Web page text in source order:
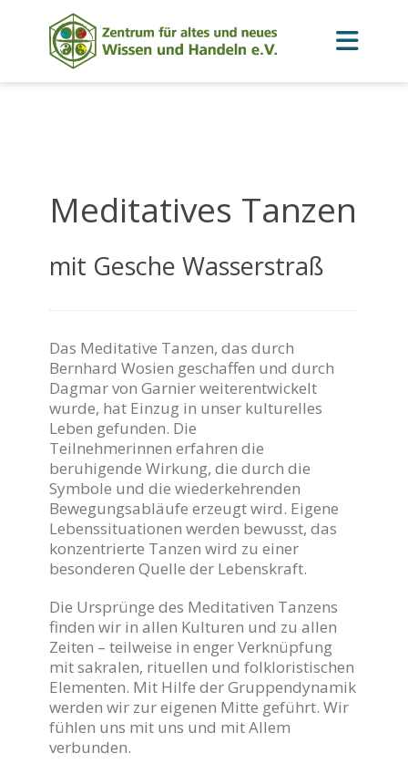
Meditatives Tanzen
mit Gesche Wasserstraß
Das Meditative Tanzen, das durch
Bernhard Wosien geschaffen und durch
Dagmar von Garnier weiterentwickelt
wurde, hat Einzug in unser kulturelles
Leben gefunden. Die
Teilnehmerinnen erfahren die
beruhigende Wirkung, die durch die
Symbole und die wiederkehrenden
Bewegungsabläufe erzeugt wird. Eigene
Lebenssituationen werden bewusst, das
konzentrierte Tanzen wird zu einer
besonderen Quelle der Lebenskraft.
Die Ursprünge des Meditativen Tanzens
finden wir in allen Kulturen und zu allen
Zeiten – teilweise in enger Verknüpfung
mit sakralen, rituellen und folkloristischen
Elementen. Mit Hilfe der Gruppendynamik
werden wir zur eigenen Mitte geführt. Wir
fühlen uns mit uns und mit Allem
verbunden.